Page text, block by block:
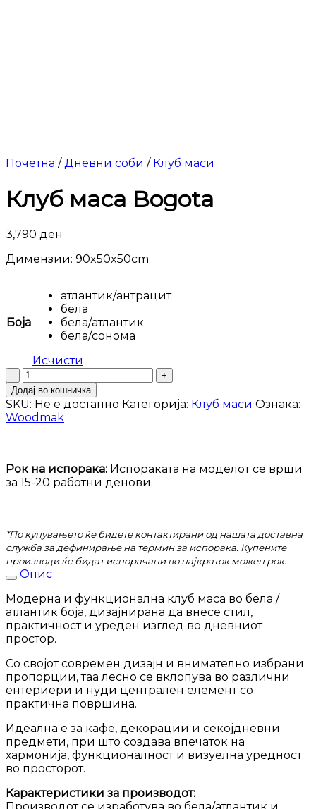
Почетна / Дневни соби / Клуб маси
Клуб маса Bogota
3,790 ден
Димензии: 90x50x50cm
Боја
атлантик/антрацит
бела
бела/атлантик
бела/сонома
Исчисти
Клуб
маса
Bogota
количина
Додај во кошничка
SKU: Не е достапно Категорија: Клуб маси Ознака:
Woodmak
Рок на испорака: Испораката на моделот се врши
за 15-20 работни денови.
*По купувањето ќе бидете контактирани од нашата доставна
служба за дефинирање на термин за испорака. Купените
производи ќе бидат испорачани во најкраток можен рок.
Опис
Модерна и функционална клуб маса во бела /
атлантик боја, дизајнирана да внесе стил,
практичност и уреден изглед во дневниот
простор.
Со својот современ дизајн и внимателно избрани
пропорции, таа лесно се вклопува во различни
ентериери и нуди централен елемент со
практична површина.
Идеална е за кафе, декорации и секојдневни
предмети, при што создава впечаток на
хармонија, функционалност и визуелна уредност
во просторот.
Карактеристики за производот: